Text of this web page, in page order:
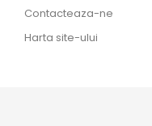
Contacteaza-ne
Harta site-ului